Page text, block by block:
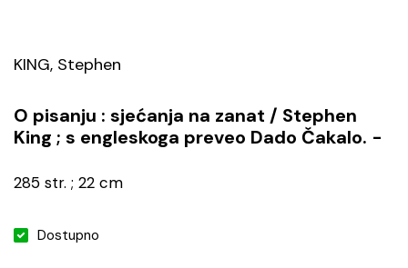
KING, Stephen
O pisanju : sjećanja na zanat / Stephen
King ; s engleskoga preveo Dado Čakalo. -
285 str. ; 22 cm
Dostupno